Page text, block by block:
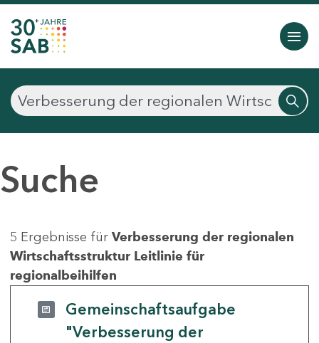
Suche
5 Ergebnisse für Verbesserung der regionalen
Wirtschaftsstruktur Leitlinie für
regionalbeihilfen
Gemeinschaftsaufgabe
"Verbesserung der